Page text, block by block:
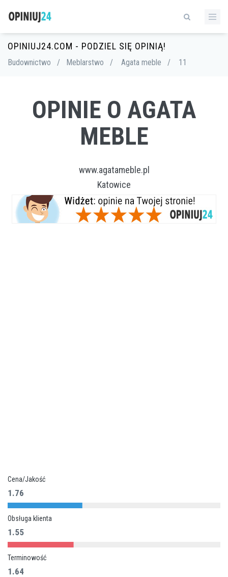
OPINIUJ24.COM - PODZIEL SIĘ OPINIĄ!
Budownictwo / Meblarstwo / Agata meble / 11
OPINIE O AGATA
MEBLE
www.agatameble.pl
Katowice
Cena/Jakość
1.76
Obsługa klienta
1.55
Terminowość
1.64